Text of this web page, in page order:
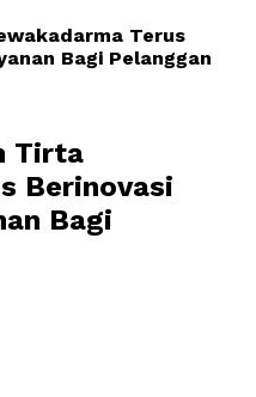
Terus
Bagi Pelanggan
Tirta
Berinovasi
Bagi